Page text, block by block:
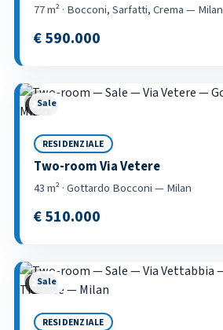
77 m² · Bocconi, Sarfatti, Crema — Milan
€ 590.000
‹2 / 22
Sale
RESIDENZIALE
Two-room Via Vetere
43 m² · Gottardo Bocconi — Milan
€ 510.000
‹2 / 53
Sale
RESIDENZIALE